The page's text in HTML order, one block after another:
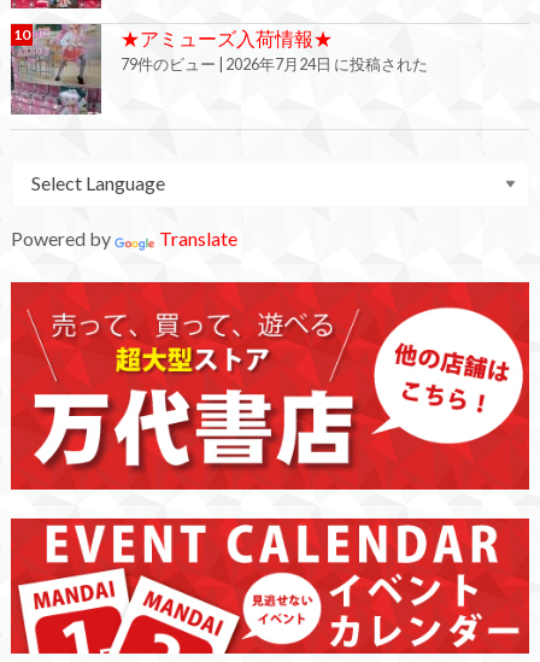
★アミューズ入荷情報★
79件のビュー 2026年7月24日 に投稿された
Powered by Translate